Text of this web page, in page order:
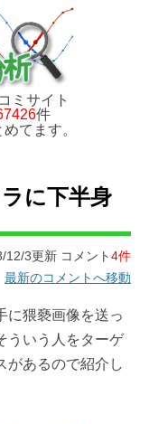
ミサイト
件
めてます。
に下半身
12/3更新 コメント4件
最新のコメントへ移動
に猥褻画像を送っ
ういう人をターゲ
があるので紹介し